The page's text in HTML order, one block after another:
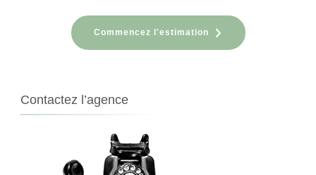
Commencez l'estimation
Contactez l’agence